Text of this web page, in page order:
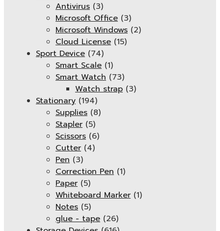
Antivirus (3)
Microsoft Office (3)
Microsoft Windows (2)
Cloud License (15)
Sport Device (74)
Smart Scale (1)
Smart Watch (73)
Watch strap (3)
Stationary (194)
Supplies (8)
Stapler (5)
Scissors (6)
Cutter (4)
Pen (3)
Correction Pen (1)
Paper (5)
Whiteboard Marker (1)
Notes (5)
glue - tape (26)